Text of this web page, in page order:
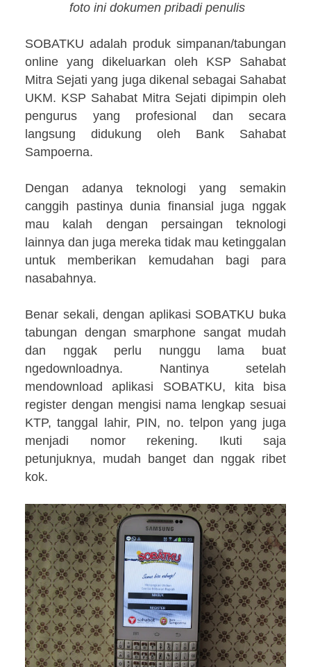
foto ini dokumen pribadi penulis
SOBATKU adalah produk simpanan/tabungan
online yang dikeluarkan oleh KSP Sahabat
Mitra Sejati yang juga dikenal sebagai Sahabat
UKM. KSP Sahabat Mitra Sejati dipimpin oleh
pengurus yang profesional dan secara
langsung didukung oleh Bank Sahabat
Sampoerna.
Dengan adanya teknologi yang semakin
canggih pastinya dunia finansial juga nggak
mau kalah dengan persaingan teknologi
lainnya dan juga mereka tidak mau ketinggalan
untuk memberikan kemudahan bagi para
nasabahnya.
Benar sekali, dengan aplikasi SOBATKU buka
tabungan dengan smarphone sangat mudah
dan nggak perlu nunggu lama buat
ngedownloadnya. Nantinya setelah
mendownload aplikasi SOBATKU, kita bisa
register dengan mengisi nama lengkap sesuai
KTP, tanggal lahir, PIN, no. telpon yang juga
menjadi nomor rekening. Ikuti saja
petunjuknya, mudah banget dan nggak ribet
kok.